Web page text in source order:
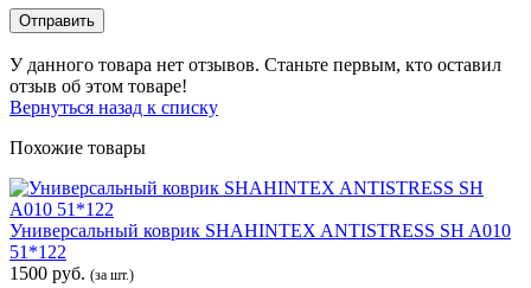
Отправить
У данного товара нет отзывов. Станьте первым, кто оставил
отзыв об этом товаре!
Вернуться назад к списку
Похожие товары
Универсальный коврик SHAHINTEX ANTISTRESS SH A010
51*122
1500 руб. (за шт.)